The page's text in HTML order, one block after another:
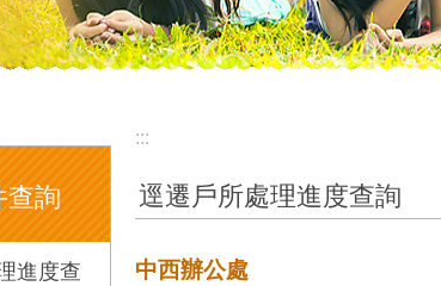
查詢
進度查
:::
逕遷戶所處理進度查詢
中西辦公處